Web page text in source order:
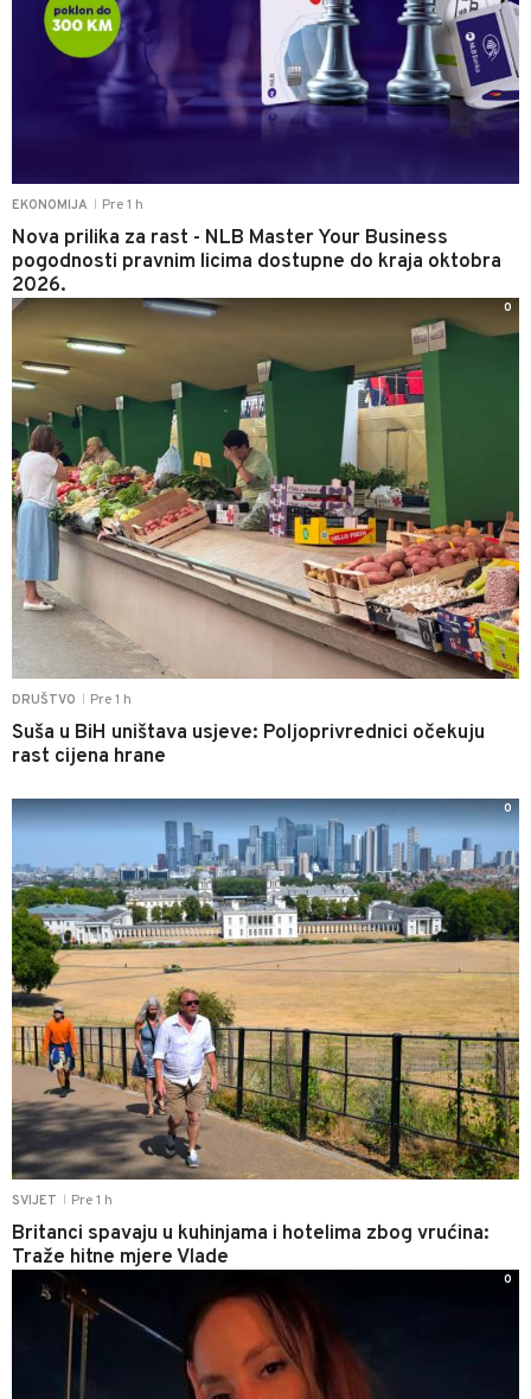
EKONOMIJA Pre 1 h
Nova prilika za rast - NLB Master Your Business
pogodnosti pravnim licima dostupne do kraja oktobra
2026.
DRUŠTVO Pre 1 h
Suša u BiH uništava usjeve: Poljoprivrednici očekuju
rast cijena hrane
0
SVIJET Pre 1 h
Britanci spavaju u kuhinjama i hotelima zbog vrućina:
Traže hitne mjere Vlade
0
0